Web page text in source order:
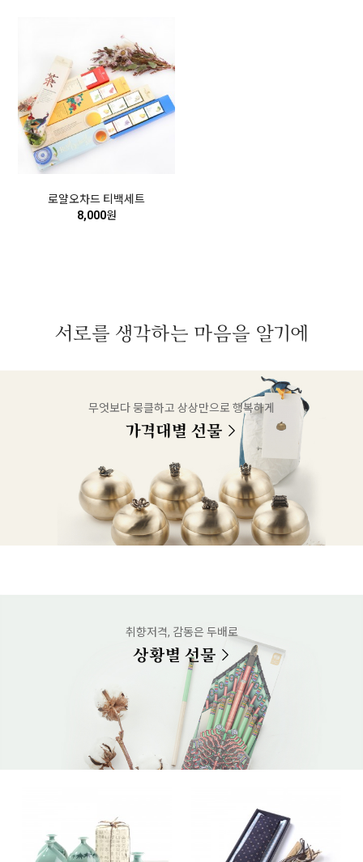
로얄오차드 티백세트
8,000원
서로를 생각하는 마음을 알기에
무엇보다 뭉클하고 상상만으로 행복하게
가격대별 선물
취향저격, 감동은 두배로
상황별 선물